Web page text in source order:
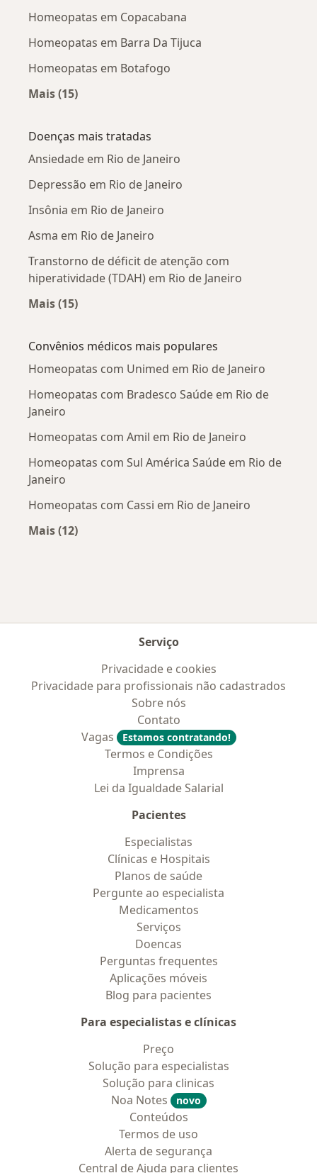
Homeopatas em Copacabana
Homeopatas em Barra Da Tijuca
Homeopatas em Botafogo
Mais (15)
Doenças mais tratadas
Ansiedade em Rio de Janeiro
Depressão em Rio de Janeiro
Insônia em Rio de Janeiro
Asma em Rio de Janeiro
Transtorno de déficit de atenção com
hiperatividade (TDAH) em Rio de Janeiro
Mais (15)
Convênios médicos mais populares
Homeopatas com Unimed em Rio de Janeiro
Homeopatas com Bradesco Saúde em Rio de
Janeiro
Homeopatas com Amil em Rio de Janeiro
Homeopatas com Sul América Saúde em Rio de
Janeiro
Homeopatas com Cassi em Rio de Janeiro
Mais (12)
Serviço
Privacidade e cookies
Privacidade para profissionais não cadastrados
Sobre nós
Contato
Vagas
Estamos contratando!
Termos e Condições
Imprensa
Lei da Igualdade Salarial
Pacientes
Especialistas
Clínicas e Hospitais
Planos de saúde
Pergunte ao especialista
Medicamentos
Serviços
Doencas
Perguntas frequentes
Aplicações móveis
Blog para pacientes
Para especialistas e clínicas
Preço
Solução para especialistas
Solução para clinicas
Noa Notes
novo
Conteúdos
Termos de uso
Alerta de segurança
Central de Ajuda para clientes